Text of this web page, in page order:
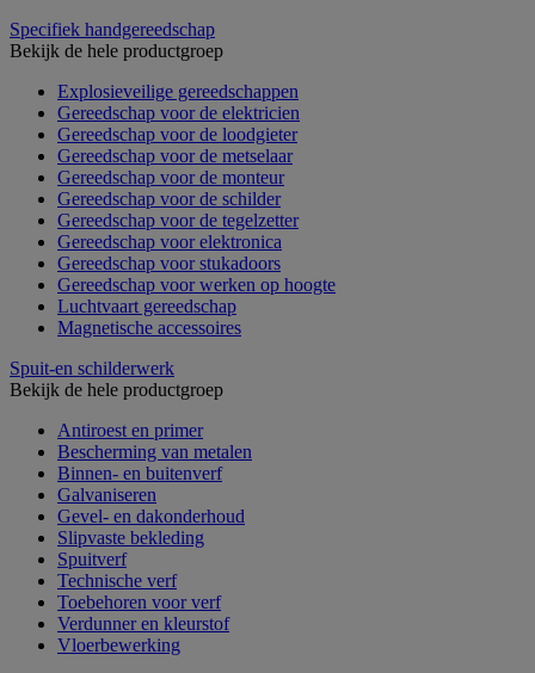
Specifiek handgereedschap
Bekijk de hele productgroep
Explosieveilige gereedschappen
Gereedschap voor de elektricien
Gereedschap voor de loodgieter
Gereedschap voor de metselaar
Gereedschap voor de monteur
Gereedschap voor de schilder
Gereedschap voor de tegelzetter
Gereedschap voor elektronica
Gereedschap voor stukadoors
Gereedschap voor werken op hoogte
Luchtvaart gereedschap
Magnetische accessoires
Spuit-en schilderwerk
Bekijk de hele productgroep
Antiroest en primer
Bescherming van metalen
Binnen- en buitenverf
Galvaniseren
Gevel- en dakonderhoud
Slipvaste bekleding
Spuitverf
Technische verf
Toebehoren voor verf
Verdunner en kleurstof
Vloerbewerking